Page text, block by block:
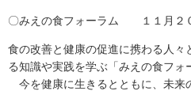
〇みえの食フォーラム １１月２
食の改善と健康の促進に携わる人々
る知識や実践を学ぶ「みえの食フォ
今を健康に生きるとともに、未来